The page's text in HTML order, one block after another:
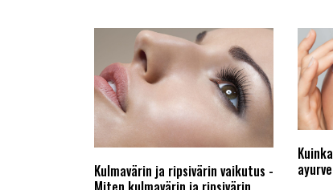
Kulmavärin ja ripsivärin vaikutus -